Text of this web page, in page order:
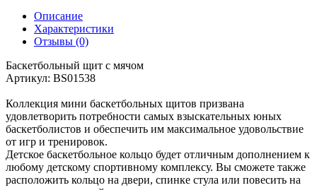
Описание
Характеристики
Отзывы (0)
Баскетбольный щит с мячом
Артикул: BS01538
Коллекция мини баскетбольных щитов призвана
удовлетворить потребности самых взыскательных юных
баскетболистов и обеспечить им максимальное удовольствие
от игр и тренировок.
Детское баскетбольное кольцо будет отличным дополнением к
любому детскому спортивному комплексу. Вы сможете также
расположить кольцо на двери, спинке стула или повесить на